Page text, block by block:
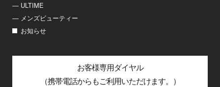
― ULTIME
― メンズビューティー
お知らせ
お客様専用ダイヤル
（携帯電話からもご利用いただけます。）